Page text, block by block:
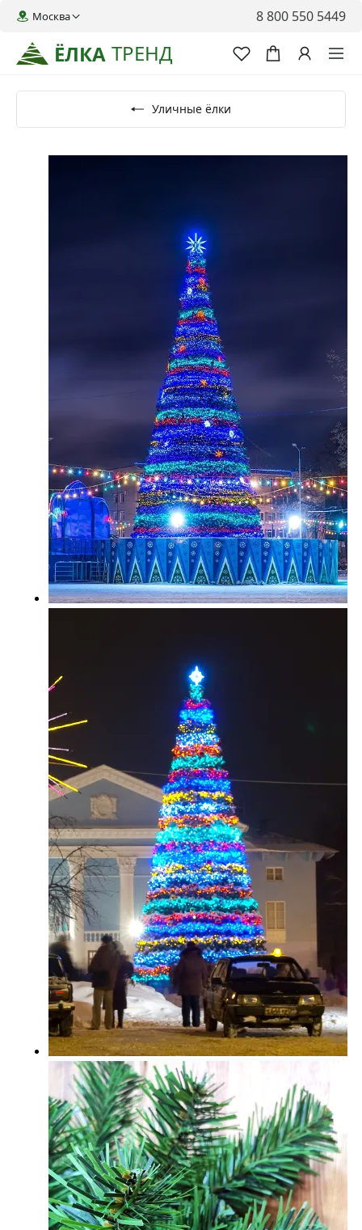
ЁЛКА ТРЕНД
Москва 8 800 550 5449
Уличные ёлки